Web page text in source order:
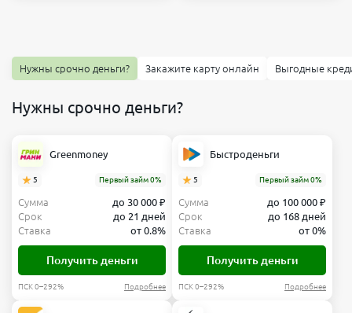
Нужны срочно деньги? Закажите карту онлайн Выгодные
Нужны срочно деньги?
Greenmoney
5 Первый займ 0%
Сумма
до 30 000 ₽
Срок
до 21 дней
Ставка
от 0.8%
Получить деньги
ПСК 0–292% Подробнее
Быстроденьги
5 Первый займ 0%
Сумма
до 100 000 ₽
Срок
до 168 дней
Ставка
от 0%
Получить деньги
ПСК 0–292% Подробнее